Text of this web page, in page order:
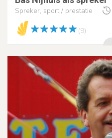
Spreker, sport / prestatie
(9)